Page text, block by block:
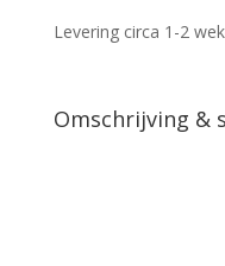
aantal
Levering circa 1-2
Omschrijving &